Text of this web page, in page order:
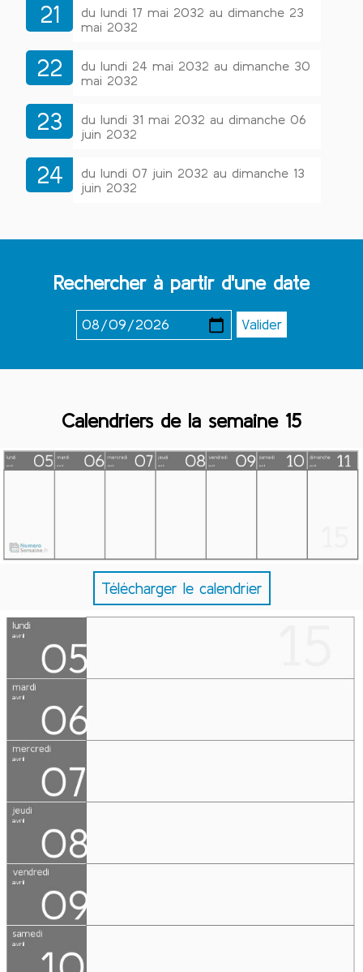
21
du lundi 17 mai 2032 au dimanche 23
mai 2032
22
du lundi 24 mai 2032 au dimanche 30
mai 2032
23
du lundi 31 mai 2032 au dimanche 06
juin 2032
24
du lundi 07 juin 2032 au dimanche 13
juin 2032
Rechercher à partir d'une date
Calendriers de la semaine 15
Télécharger le calendrier